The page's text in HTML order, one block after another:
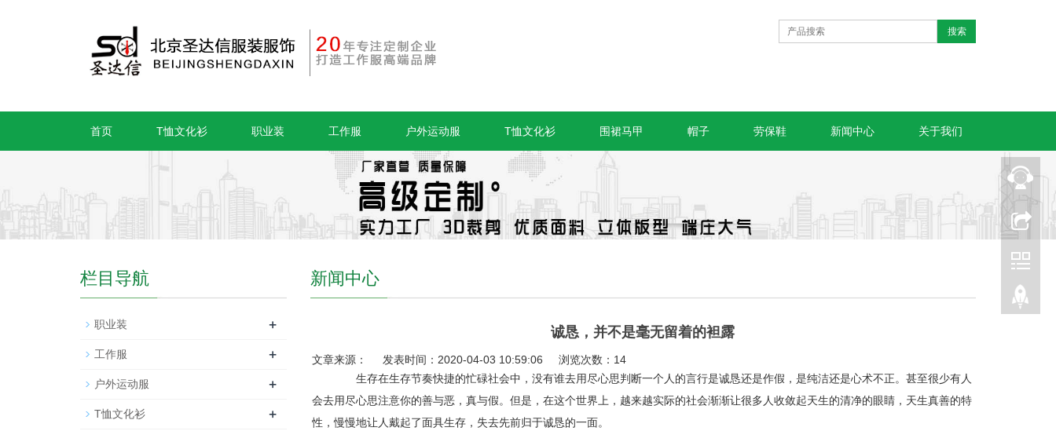
首页 T恤文化衫 职业装 工作服 户外运动服 T恤文化衫 围裙马甲 帽子 劳保鞋 新闻中心 关于我们
新闻中心
诚恳，并不是毫无留着的袒露
文章来源： 发表时间：2020-04-03 10:59:06 浏览次数：14
生存在生存节奏快捷的忙碌社会中，没有谁去用尽心思判断一个人的言行是诚恳还是作假，是纯洁还是心术不正。甚至很少有人
会去用尽心思注意你的善与恶，真与假。但是，在这个世界上，越来越实际的社会渐渐让很多人收敛起天生的清净的眼睛，天生真善的特
性，慢慢地让人戴起了面具生存，失去先前归于诚恳的一面。
栏目导航
+
职业装
+
工作服
+
户外运动服
+
T恤文化衫